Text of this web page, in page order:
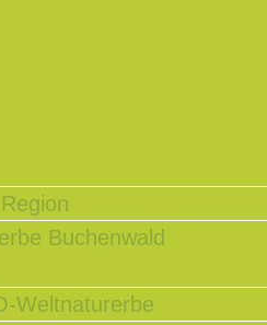
Buchenwald
Weltnaturerbe